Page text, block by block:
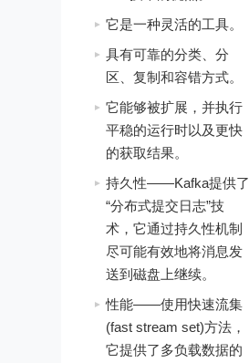
它是一种灵活的工具。
具有可靠的分类、分
区、复制和容错方式。
它能够被扩展，并执行
平稳的运行时以及更快
的获取结果。
持久性——Kafka提供了
“分布式提交日志”技
术，它通过持久性机制
尽可能有效地将消息发
送到磁盘上继续。
性能——使用快速流集
(fast stream set)方法，
它提供了多负载数据的